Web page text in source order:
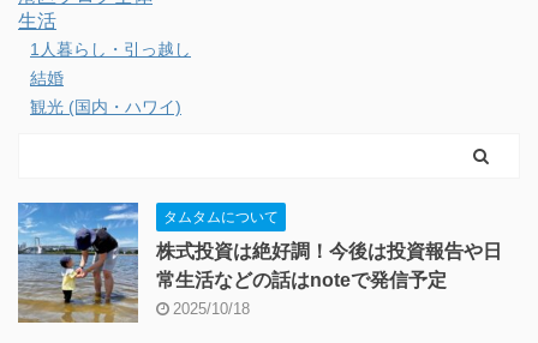
生活
1人暮らし・引っ越し
結婚
観光 (国内・ハワイ)
タムタムについて
株式投資は絶好調！今後は投資報告や日
常生活などの話はnoteで発信予定
2025/10/18